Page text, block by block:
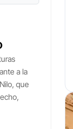
a la
que